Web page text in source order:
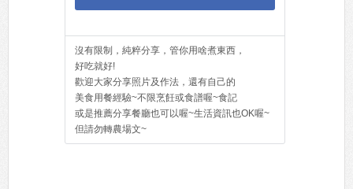
沒有限制，純粹分享，管你用啥煮東西，
好吃就好!
歡迎大家分享照片及作法，還有自己的
美食用餐經驗~不限烹飪或食譜喔~食記
或是推薦分享餐廳也可以喔~生活資訊也OK喔~
但請勿轉農場文~